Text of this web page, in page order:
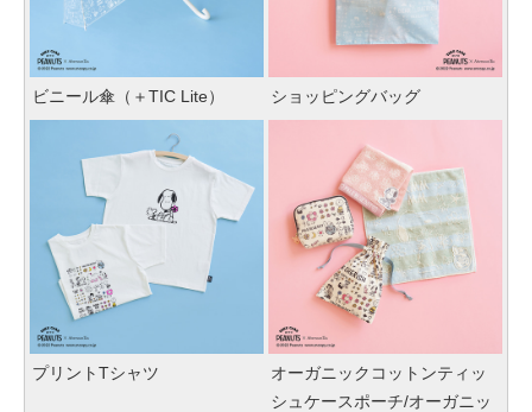
ビニール傘（＋TIC Lite） ショッピングバッグ
プリントTシャツ
オーガニックコットンティッ
シュケースポーチ/オーガニッ